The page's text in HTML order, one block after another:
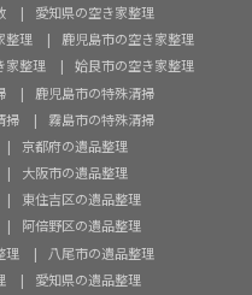
愛知県の空き家整理
整理
鹿児島市の空き家整理
家整理
姶良市の空き家整理
鹿児島市の特殊清掃
掃
霧島市の特殊清掃
京都府の遺品整理
大阪市の遺品整理
東住吉区の遺品整理
阿倍野区の遺品整理
理
八尾市の遺品整理
愛知県の遺品整理